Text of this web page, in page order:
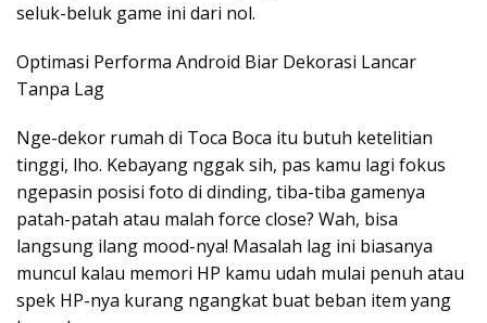
seluk-beluk game ini dari nol.
Optimasi Performa Android Biar Dekorasi Lancar
Tanpa Lag
Nge-dekor rumah di Toca Boca itu butuh ketelitian
tinggi, lho. Kebayang nggak sih, pas kamu lagi fokus
ngepasin posisi foto di dinding, tiba-tiba gamenya
patah-patah atau malah force close? Wah, bisa
langsung ilang mood-nya! Masalah lag ini biasanya
muncul kalau memori HP kamu udah mulai penuh atau
spek HP-nya kurang ngangkat buat beban item yang